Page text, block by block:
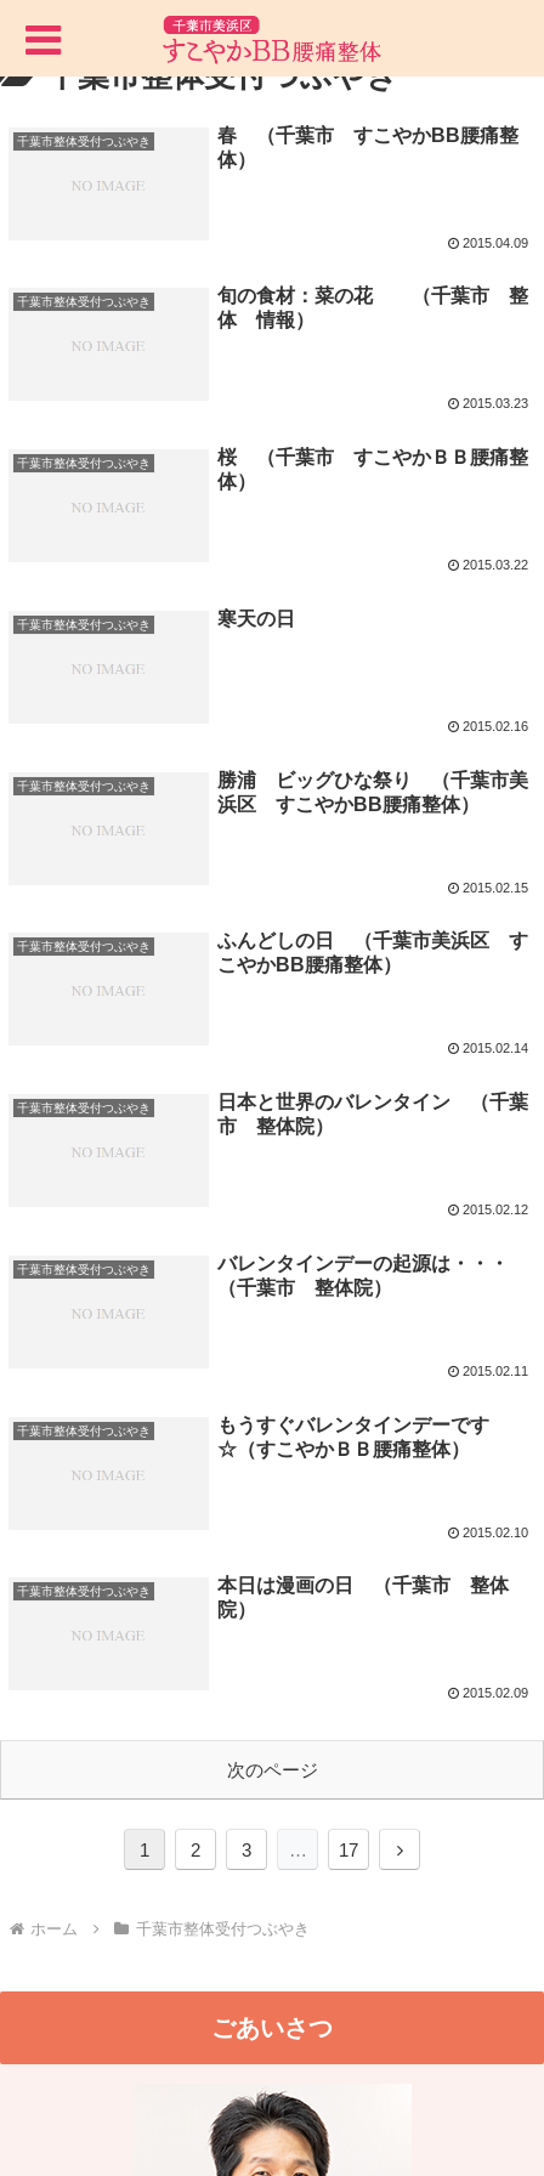
千葉市整体受付つぶやき
千葉市整体受付つぶやき
春 （千葉市 すこやかBB腰痛整
体）
2015.04.09
千葉市整体受付つぶやき
旬の食材：菜の花 （千葉市 整
体 情報）
2015.03.23
千葉市整体受付つぶやき
桜 （千葉市 すこやかＢＢ腰痛整
体）
2015.03.22
千葉市整体受付つぶやき 寒天の日
2015.02.16
千葉市整体受付つぶやき
勝浦 ビッグひな祭り （千葉市美
浜区 すこやかBB腰痛整体）
2015.02.15
千葉市整体受付つぶやき
ふんどしの日 （千葉市美浜区 す
こやかBB腰痛整体）
2015.02.14
千葉市整体受付つぶやき
日本と世界のバレンタイン （千葉
市 整体院）
2015.02.12
千葉市整体受付つぶやき
バレンタインデーの起源は・・・
（千葉市 整体院）
2015.02.11
千葉市整体受付つぶやき
もうすぐバレンタインデーです
☆（すこやかＢＢ腰痛整体）
2015.02.10
千葉市整体受付つぶやき
本日は漫画の日 （千葉市 整体
院）
2015.02.09
次のページ
1 2 3 … 17
ホーム 千葉市整体受付つぶやき
ごあいさつ